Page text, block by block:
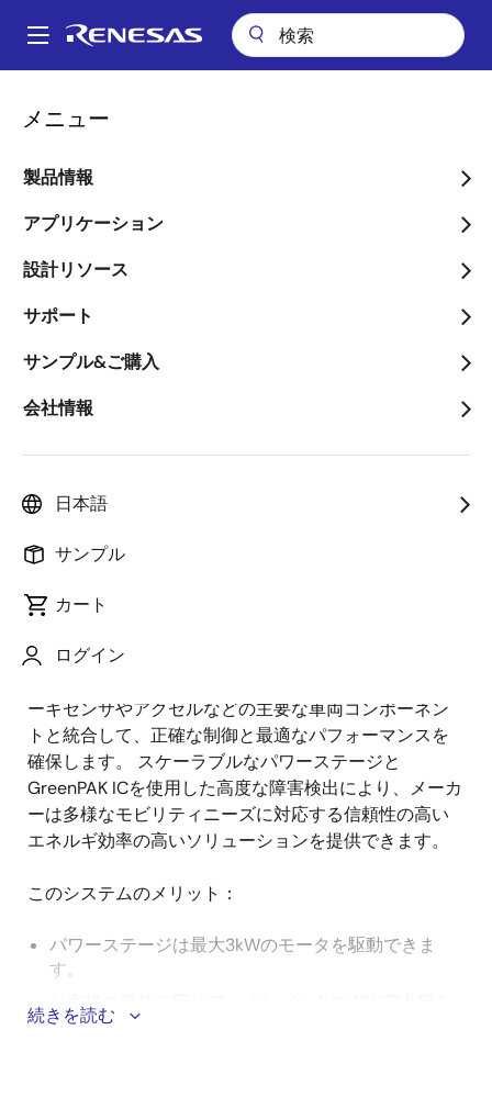
ン
Main
メニュー
製品情報
アプリケーション
設計リソース
サポート
サンプル&ご購入
会社情報
日本語
サンプル
カート
ログイン
パ
ン
く
ず
48V/3kW 2/3 輪車用モータ制御
48V/3kW 2/3 輪車用モータ
制御
ページセクションへ移動：
概要
要
説
スケーラブルなモータ制御システムが必要です。 この
ーキセンサやアクセルなどの主要な車両コンポーネン
トと統合して、正確な制御と最適なパフォーマンスを
確保します。 スケーラブルなパワーステージと
GreenPAK ICを使用した高度な障害検出により、メーカ
ーは多様なモビリティニーズに対応する信頼性の高い
エネルギ効率の高いソリューションを提供できます。
このシステムのメリット：
パワーステージは最大3kWのモータを駆動できま
す。
お客様の要件に応じて、インバータの48V電力段を
拡張するためのサポートが利用可能です。
続きを読む